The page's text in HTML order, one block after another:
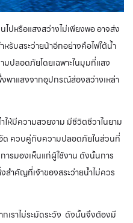
ไปหรือแสงสว่างไม่เพียงพอ อาจส่ง
หรับสระว่ายน้าอีกอย่างคือไฟใต้น้ำ
ปลอดภัยโดยเฉพาะในมุมที่แสง
พาแสงจากอุปกรณ์ส่องสว่างเหล่า
ให้มีความสวยงาม มีชีวิตชีวาในยาม
อัด ควบคู่กับความปลอดภัยในส่วนที่
ารมองเห็นแก่ผู้ใช้งาน ดังนั้นการ
สำคัญที่เจ้าของสระว่ายน้ำไม่ควร
กเราไม่ระมัดระวัง ดังนั้นจึงต้องมี